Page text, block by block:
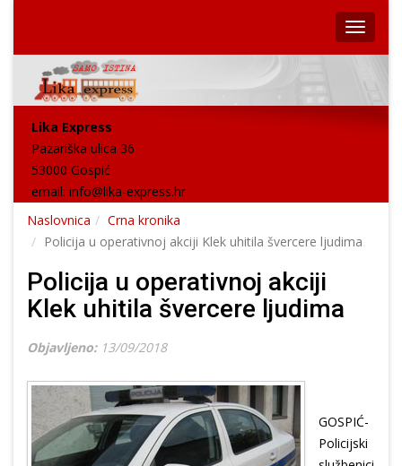
Lika Express
Pazariška ulica 36
53000 Gospić
email: info@lika-express.hr
Naslovnica
Crna kronika
Policija u operativnoj akciji Klek uhitila švercere ljudima
Policija u operativnoj akciji
Klek uhitila švercere ljudima
Objavljeno: 13/09/2018
GOSPIĆ-
Policijski